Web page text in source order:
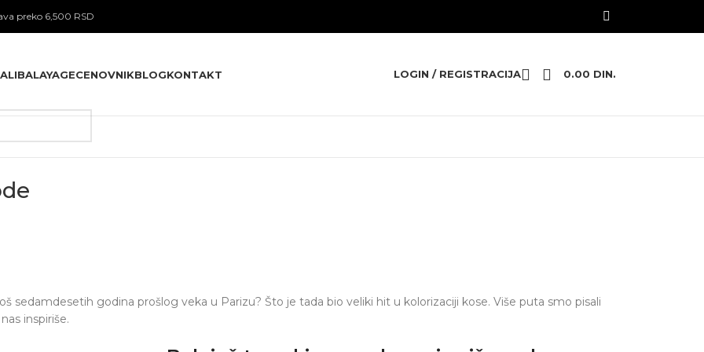
preko 6,500 RSD
BALAYAGECENOVNIKBLOGKONTAKT LOGIN / REGISTRACIJA 0.00 DIN.
sedamdesetih godina prošlog veka u Parizu? Što je tada bio veliki hit u kolorizaciji kose. Više puta smo pisali
inspiriše.